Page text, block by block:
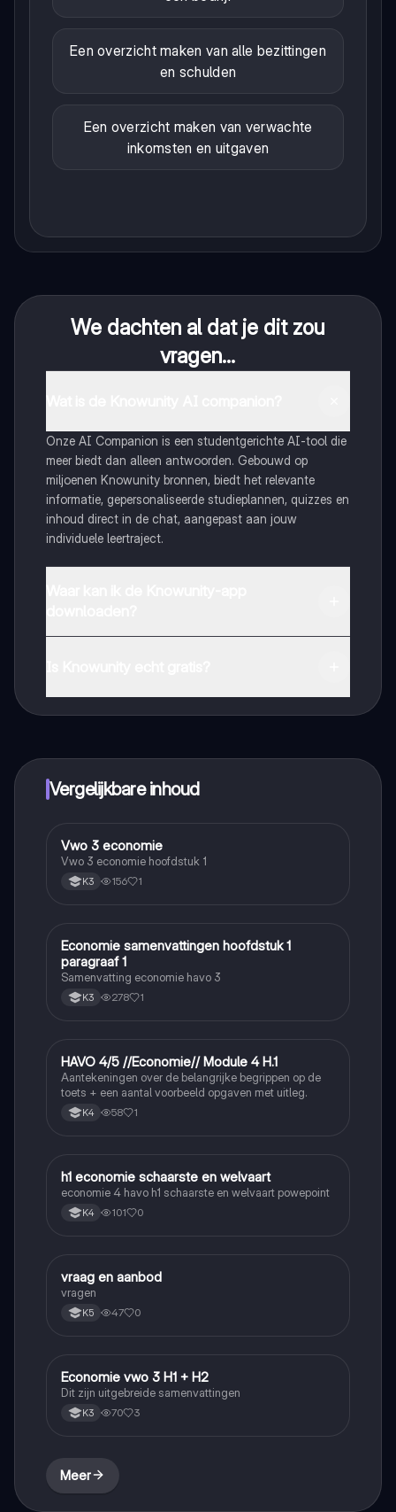
Een overzicht maken van alle bezittingen
en schulden
Een overzicht maken van verwachte
inkomsten en uitgaven
We dachten al dat je dit zou
vragen...
Onze AI Companion is een studentgerichte AI-tool die
meer biedt dan alleen antwoorden. Gebouwd op
miljoenen Knowunity bronnen, biedt het relevante
informatie, gepersonaliseerde studieplannen, quizzes en
inhoud direct in de chat, aangepast aan jouw
individuele leertraject.
Vergelijkbare inhoud
Economie
Vwo 3 economie
Vwo 3 economie hoofdstuk 1
K3 156 1
Economie
Economie samenvattingen hoofdstuk 1
paragraaf 1
Samenvatting economie havo 3
K3 278 1
Economie
HAVO 4/5 //Economie// Module 4 H.1
Aantekeningen over de belangrijke begrippen op de
toets + een aantal voorbeeld opgaven met uitleg.
K4 58 1
Economie
h1 economie schaarste en welvaart
economie 4 havo h1 schaarste en welvaart powepoint
K4 101 0
Economie
vraag en aanbod
vragen
K5 47 0
Economie
Economie vwo 3 H1 + H2
Dit zijn uitgebreide samenvattingen
K3 70 3
Meer